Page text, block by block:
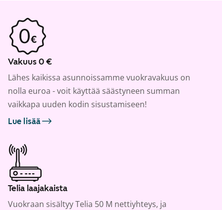
Vakuus 0 €
Lähes kaikissa asunnoissamme vuokravakuus on
nolla euroa - voit käyttää säästyneen summan
vaikkapa uuden kodin sisustamiseen!
Lue lisää
Telia laajakaista
Vuokraan sisältyy Telia 50 M nettiyhteys, ja